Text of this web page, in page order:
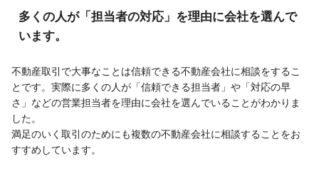
多くの人が「担当者の対応」を理由に会社を選んで
います。
不動産取引で大事なことは信頼できる不動産会社に相談をするこ
とです。実際に多くの人が「信頼できる担当者」や「対応の早
さ」などの営業担当者を理由に会社を選んでいることがわかりま
した。
満足のいく取引のためにも複数の不動産会社に相談することをお
すすめしています。